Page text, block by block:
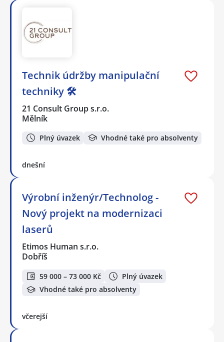
Technik údržby manipulační
techniky 🛠️
21 Consult Group s.r.o.
Mělník
Plný úvazek Vhodné také pro absolventy
dnešní
Výrobní inženýr/Technolog -
Nový projekt na modernizaci
laserů
Etimos Human s.r.o.
Dobříš
59 000 – 73 000 Kč
Plný úvazek
Vhodné také pro absolventy
včerejší